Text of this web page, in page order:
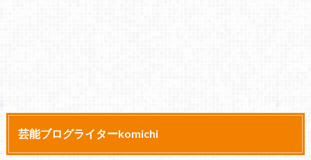
芸能ブログライターkomichi